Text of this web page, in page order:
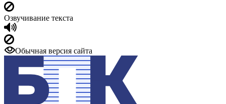
Озвучивание текста
Обычная версия сайта